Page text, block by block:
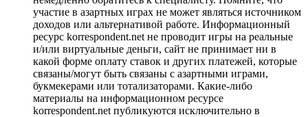
участие в азартных играх не может являться источником
доходов или альтернативой работе. Информационный
ресурс korrespondent.net не проводит игры на реальные
и/или виртуальные деньги, сайт не принимает ни в
какой форме оплату ставок и других платежей, которые
связаны/могут быть связаны с азартными играми,
букмекерами или тотализаторами. Какие-либо
материалы на информационном ресурсе
korrespondent.net публикуются исключительно в